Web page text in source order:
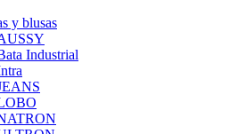
y blusas
Industrial